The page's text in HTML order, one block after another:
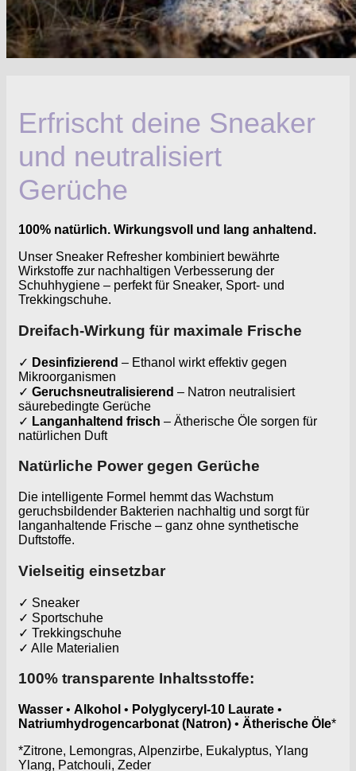
Erfrischt deine Sneaker
und neutralisiert
Gerüche
100% natürlich. Wirkungsvoll und lang anhaltend.
Unser Sneaker Refresher kombiniert bewährte
Wirkstoffe zur nachhaltigen Verbesserung der
Schuhhygiene – perfekt für Sneaker, Sport- und
Trekkingschuhe.
Dreifach-Wirkung für maximale Frische
✓ Desinfizierend – Ethanol wirkt effektiv gegen
Mikroorganismen
✓ Geruchsneutralisierend – Natron neutralisiert
säurebedingte Gerüche
✓ Langanhaltend frisch – Ätherische Öle sorgen für
natürlichen Duft
Natürliche Power gegen Gerüche
Die intelligente Formel hemmt das Wachstum
geruchsbildender Bakterien nachhaltig und sorgt für
langanhaltende Frische – ganz ohne synthetische
Duftstoffe.
Vielseitig einsetzbar
✓ Sneaker
✓ Sportschuhe
✓ Trekkingschuhe
✓ Alle Materialien
100% transparente Inhaltsstoffe:
Wasser • Alkohol • Polyglyceryl-10 Laurate •
Natriumhydrogencarbonat (Natron) • Ätherische Öle*
*Zitrone, Lemongras, Alpenzirbe, Eukalyptus, Ylang
Ylang, Patchouli, Zeder